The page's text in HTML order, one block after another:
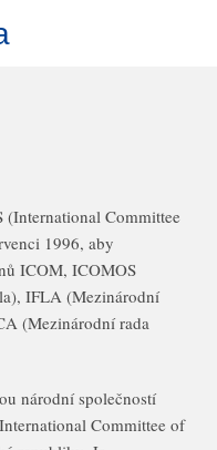
Committee
1996, aby
ICOM, ICOMOS
IFLA (Mezinárodní
(Mezinárodní rada
národní společností
Committee of